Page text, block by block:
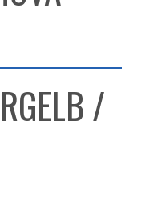
/